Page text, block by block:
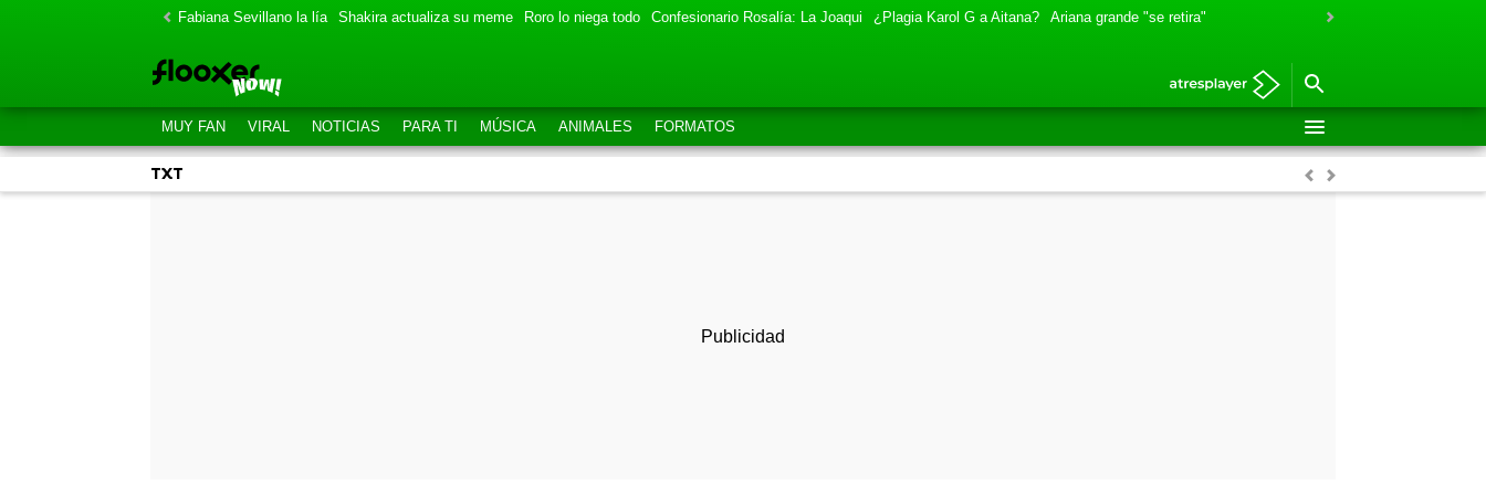
Fabiana Sevillano la lía Shakira actualiza su meme Roro lo niega todo Confesionario Rosalía: La Joaqui ¿Plagia Karol G a Aitana? Ariana grande "se retira"
MUY FAN VIRAL NOTICIAS PARA TI MÚSICA ANIMALES FORMATOS
TXT AnteriorSiguiente